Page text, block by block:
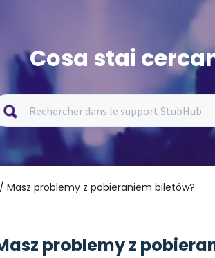
Cosa stai
/ Masz problemy z pobieraniem biletów?
problemy z